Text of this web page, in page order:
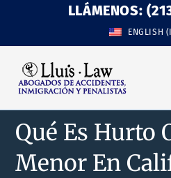
LLÁMENOS:
ENGLISH (
Qué Es Hurto
Menor En